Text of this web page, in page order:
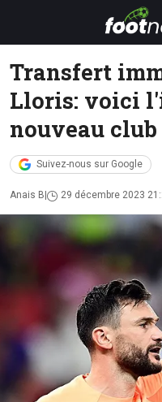
Transfert
Lloris: voici
nouveau club
Suivez-nous sur Google
Anais B 29 décembre 2023